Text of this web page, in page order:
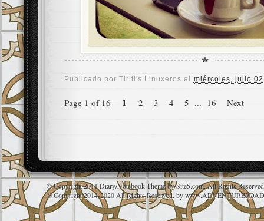
Publicado porTiriti's Linuxeros el miércoles, julio
Page 1 of 16 1 2 3 4 5 ... 16 Next
© Copyright 2011 Diary/Notebook Theme by Site5.com. All Rights
© Copyright 2014-2020 All Rights Reserved. by